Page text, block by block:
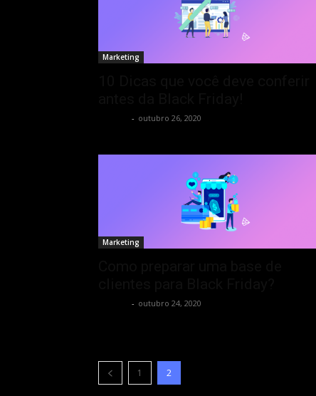
Marketing
- outubro 26, 2020
Marketing
- outubro 24, 2020
1 2